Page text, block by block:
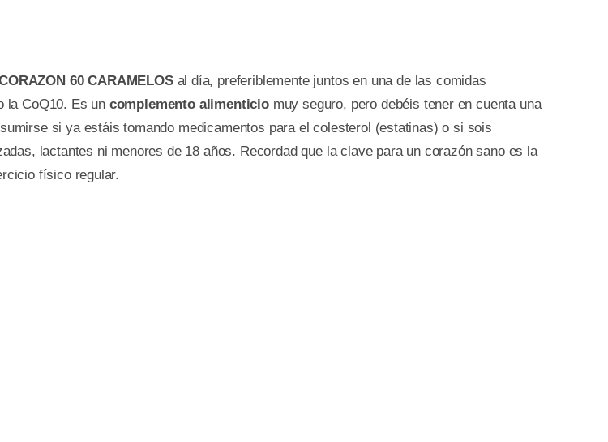
60 CARAMELOSal día, preferiblemente juntos en una de las comidas
la CoQ10. Es un complemento alimenticiomuy seguro, pero debéis tener en cuenta una
si ya estáis tomando medicamentos para el colesterol (estatinas) o si sois
lactantes ni menores de 18 años. Recordad que la clave para un corazón sano es la
físico regular.